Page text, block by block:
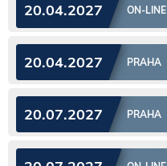
20.04.2027 ON-LINE
20.04.2027 PRAHA
20.07.2027 PRAHA